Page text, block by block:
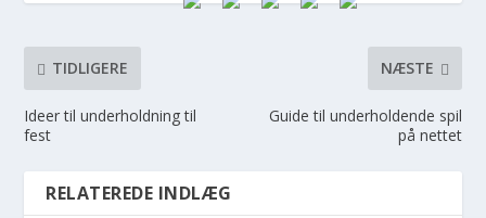
TIDLIGERE
Ideer til underholdning til
fest
NÆSTE
Guide til underholdende spil
på nettet
RELATEREDE INDLÆG